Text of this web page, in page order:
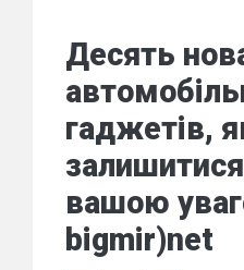
Десять
гаджетів,
вашою
bigmir)net